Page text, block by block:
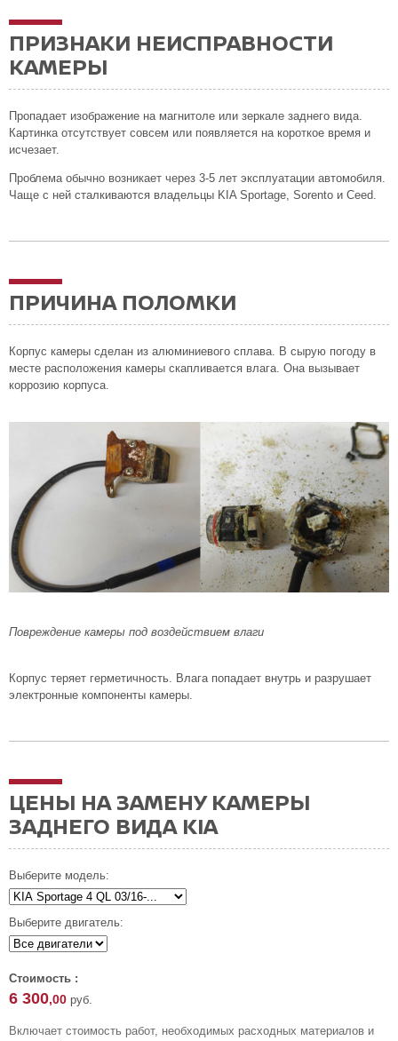
ПРИЗНАКИ НЕИСПРАВНОСТИ
КАМЕРЫ
Пропадает изображение на магнитоле или зеркале заднего вида.
Картинка отсутствует совсем или появляется на короткое время и
исчезает.
Проблема обычно возникает через 3-5 лет эксплуатации автомобиля.
Чаще с ней сталкиваются владельцы KIA Sportage, Sorento и Ceed.
ПРИЧИНА ПОЛОМКИ
Корпус камеры сделан из алюминиевого сплава. В сырую погоду в
месте расположения камеры скапливается влага. Она вызывает
коррозию корпуса.
Повреждение камеры под воздействием влаги
Корпус теряет герметичность. Влага попадает внутрь и разрушает
электронные компоненты камеры.
ЦЕНЫ НА ЗАМЕНУ КАМЕРЫ
ЗАДНЕГО ВИДА KIA
Выберите модель:
Выберите двигатель:
Стоимость :
6 300,00 руб.
Включает стоимость работ, необходимых расходных материалов и